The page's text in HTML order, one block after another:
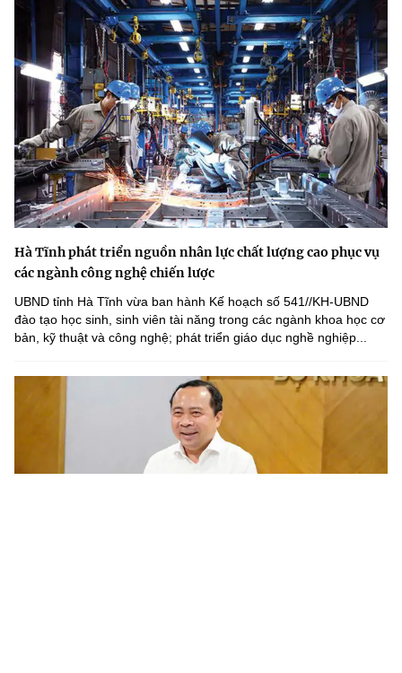
Hà Tĩnh phát triển nguồn nhân lực chất lượng cao phục vụ
các ngành công nghệ chiến lược
UBND tỉnh Hà Tĩnh vừa ban hành Kế hoạch số 541//KH-UBND
đào tạo học sinh, sinh viên tài năng trong các ngành khoa học cơ
bản, kỹ thuật và công nghệ; phát triển giáo dục nghề nghiệp...